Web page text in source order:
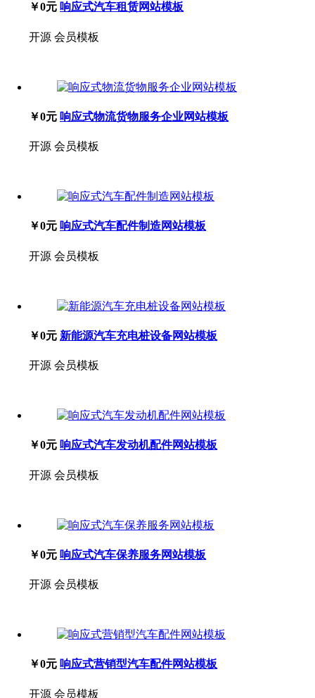
￥0元 响应式汽车租赁网站模板
开源 会员模板
￥0元 响应式物流货物服务企业网站模板
开源 会员模板
￥0元 响应式汽车配件制造网站模板
开源 会员模板
￥0元 新能源汽车充电桩设备网站模板
开源 会员模板
￥0元 响应式汽车发动机配件网站模板
开源 会员模板
￥0元 响应式汽车保养服务网站模板
开源 会员模板
￥0元 响应式营销型汽车配件网站模板
开源 会员模板